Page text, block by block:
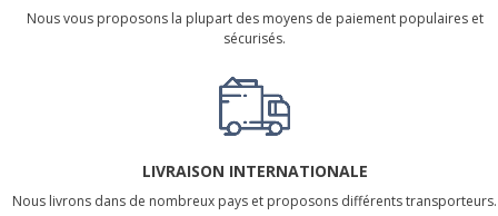
Nous vous proposons la plupart des moyens de paiement populaires et
sécurisés.
LIVRAISON INTERNATIONALE
Nous livrons dans de nombreux pays et proposons différents transporteurs.